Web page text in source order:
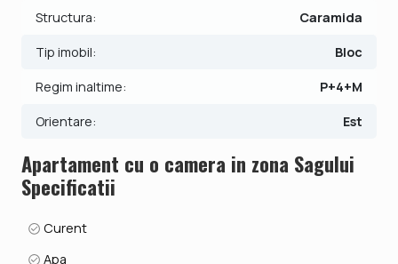
Pretul este de 49.990€ + comisionul standard al agentiei.
credit bancar.
ID intern: V8154
Structura: Caramida
Tip imobil: Bloc
Regim inaltime: P+4+M
Orientare: Est
Apartament cu o camera in zona Sagului
Specificatii
Curent
Apa